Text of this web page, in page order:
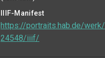
IIIF-Manifest
https://portraits.hab.de/werk/
24548/iiif/